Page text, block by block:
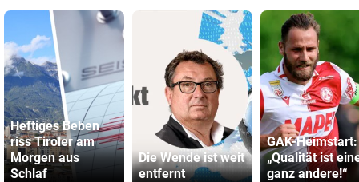
Heftiges Beben
riss Tiroler am
Morgen aus
Schlaf
Die Wende ist weit
entfernt
GAK-Heimstart:
„Qualität ist
ganz andere!“